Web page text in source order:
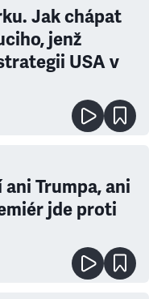
Jak chápat
jenž
USA v
ani Trumpa, ani
jde proti